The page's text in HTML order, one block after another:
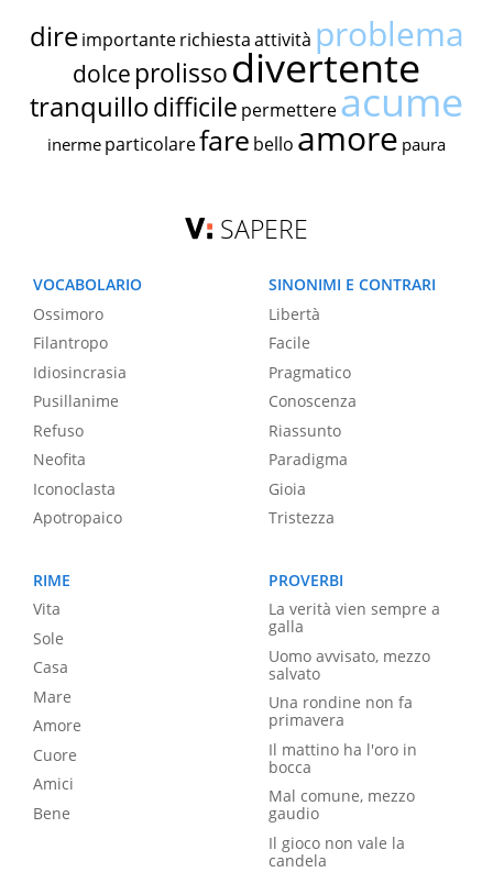
dire importante richiestaattività problema
dolce prolissodivertente
tranquillodifficile permettereacume
inerme particolarefare bello amore paura
SAPERE
VOCABOLARIO
Ossimoro
Filantropo
Idiosincrasia
Pusillanime
Refuso
Neofita
Iconoclasta
Apotropaico
SINONIMI E CONTRARI
Libertà
Facile
Pragmatico
Conoscenza
Riassunto
Paradigma
Gioia
Tristezza
RIME
Vita
Sole
Casa
Mare
Amore
Cuore
Amici
Bene
PROVERBI
La verità vien sempre a
galla
Uomo avvisato, mezzo
salvato
Una rondine non fa
primavera
Il mattino ha l'oro in
bocca
Mal comune, mezzo
gaudio
Il gioco non vale la
candela